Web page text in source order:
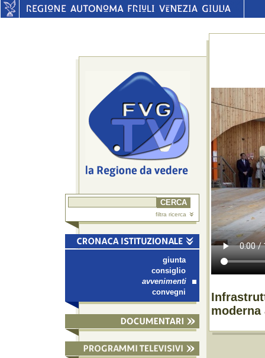
filtra ricerca
giunta
consiglio
avvenimenti
convegni
moderna